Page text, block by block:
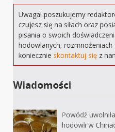
Uwaga! poszukujemy
czujesz się na siłach oraz
pisania o swoich
hodowlanych, rozmnożeniach
koniecznieskontaktuj się z
Wiadomości
Powódź
hodowli w